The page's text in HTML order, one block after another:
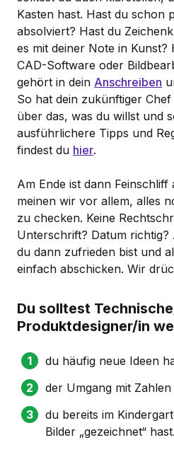
Kasten hast. Hast du schon
absolviert? Hast du
es mit deiner Note in
CAD-Software oder
gehört in dein Anschreiben
So hat dein zukünftiger
über das, was du willst und
ausführlichere Tipps und
findest du hier.
Am Ende ist dann Feinschliff
meinen wir vor allem, alles
zu checken. Keine
Unterschrift? Datum richtig?
du dann zufrieden bist und
einfach abschicken. Wir
Du solltest
Produktdesigner/in
du häufig neue Ideen
der Umgang mit
du bereits im
Bilder „gezeichnet“ hast.